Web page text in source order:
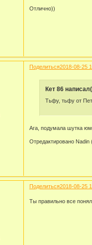
Отлично))
Поделиться2018-08-25
Кет 86
Тьфу, тьфу от
Ага, подумала шутка
Отредактировано Nadin
Поделиться2018-08-25
Ты правильно все